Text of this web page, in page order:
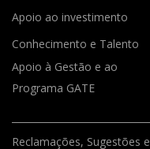
Apoio ao investimento
Conhecimento e Talento
Apoio à Gestão e ao
Programa GATE
Reclamações, Sugestões e